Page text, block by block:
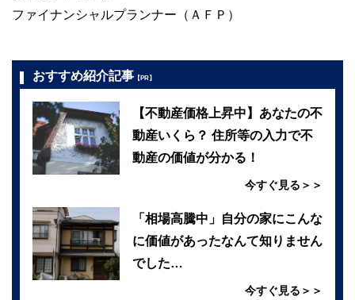
ファイナンシャルプランナー（ＡＦＰ）
おすすめ紹介記事 【PR】
【不動産価格上昇中】あなたの不
動産いくら？ 住所等の入力で不
動産の価値が分かる！
今すぐ見る＞＞
「相場高騰中」自分の家にこんな
に価値があったなんて知りません
でした…
今すぐ見る＞＞